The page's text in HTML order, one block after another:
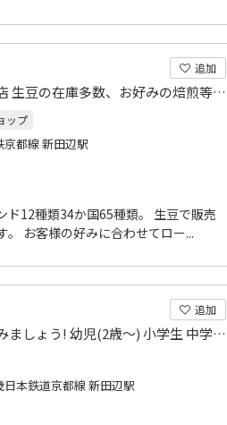
追加
世界のコーヒー豆と紅茶の専門店 生豆の在庫多数、お好みの焙煎等ご相談できます!
ップ
都線 新田辺駅
ド12種類34か国65種類。 生豆で販売
。 お客様の好みに合わせてロー...
追加
まずは教室で先生とお話ししてみましょう! 幼児(2歳～) 小学生 中学生 高校生
本鉄道京都線 新田辺駅